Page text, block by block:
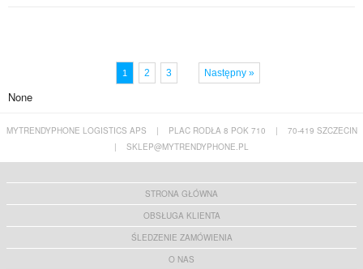
1 2 3 Następny »
None
MYTRENDYPHONE LOGISTICS APS | PLAC RODŁA 8 POK 710 |
70-419 SZCZECIN
|
SKLEP@MYTRENDYPHONE.PL
STRONA GŁÓWNA
OBSŁUGA KLIENTA
ŚLEDZENIE ZAMÓWIENIA
O NAS